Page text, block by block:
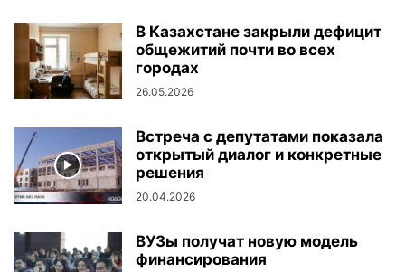
В Казахстане закрыли дефицит
общежитий почти во всех
городах
26.05.2026
Встреча с депутатами показала
открытый диалог и конкретные
решения
20.04.2026
ВУЗы получат новую модель
финансирования